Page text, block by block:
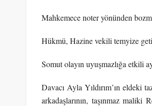
Mahkemece noter yönünden
Hükmü, Hazine vekili temyize
Somut olayın uyuşmazlığa etkili
Davacı Ayla Yıldırım’ın eldeki
arkadaşlarının, taşınmaz maliki